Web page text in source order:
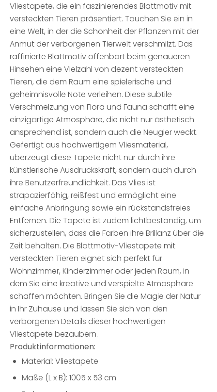
Vliestapete, die ein faszinierendes Blattmotiv mit
versteckten Tieren präsentiert. Tauchen Sie ein in
eine Welt, in der die Schönheit der Pflanzen mit der
Anmut der verborgenen Tierwelt verschmilzt. Das
raffinierte Blattmotiv offenbart beim genaueren
Hinsehen eine Vielzahl von dezent versteckten
Tieren, die dem Raum eine spielerische und
geheimnisvolle Note verleihen. Diese subtile
Verschmelzung von Flora und Fauna schafft eine
einzigartige Atmosphäre, die nicht nur ästhetisch
ansprechend ist, sondern auch die Neugier weckt.
Gefertigt aus hochwertigem Vliesmaterial,
überzeugt diese Tapete nicht nur durch ihre
künstlerische Ausdruckskraft, sondern auch durch
ihre Benutzerfreundlichkeit. Das Vlies ist
strapazierfähig, reißfest und ermöglicht eine
einfache Anbringung sowie ein rückstandsfreies
Entfernen. Die Tapete ist zudem lichtbeständig, um
sicherzustellen, dass die Farben ihre Brillanz über die
Zeit behalten. Die Blattmotiv-Vliestapete mit
versteckten Tieren eignet sich perfekt für
Wohnzimmer, Kinderzimmer oder jeden Raum, in
dem Sie eine kreative und verspielte Atmosphäre
schaffen möchten. Bringen Sie die Magie der Natur
in Ihr Zuhause und lassen Sie sich von den
verborgenen Details dieser hochwertigen
Vliestapete bezaubern.
Produktinformationen:
Material: Vliestapete
Maße (L x B): 1005 x 53 cm